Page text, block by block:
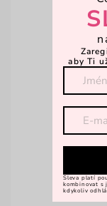
aby Ti
Sleva platí
kombinovat s
kdykoliv